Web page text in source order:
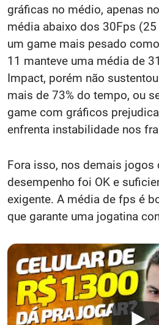
gráficas no médio, apenas
média abaixo dos 30Fps
um game mais pesado
11 manteve uma média de
Impact, porém não
mais de 73% do tempo, ou
game com gráficos
enfrenta instabilidade nos
Fora isso, nos demais jogos
desempenho foi OK e
exigente. A média de fps é
que garante uma jogatina